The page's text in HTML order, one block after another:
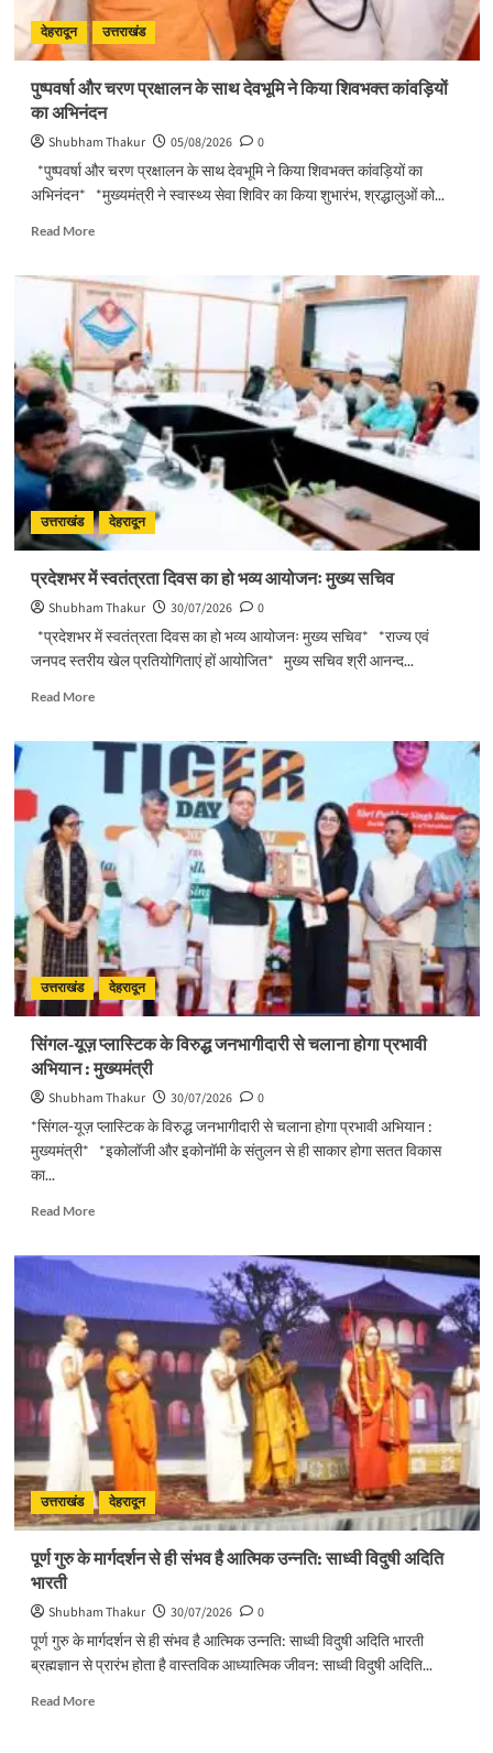
विकास
योजनाओं
का
–
शिलान्यास
देहरादून उत्तराखंड
पुष्पवर्षा और चरण प्रक्षालन के साथ देवभूमि ने किया शिवभक्त कांवड़ियों
का अभिनंदन
Shubham Thakur 05/08/2026
0
*पुष्पवर्षा और चरण प्रक्षालन के साथ देवभूमि ने किया शिवभक्त कांवड़ियों का
अभिनंदन* *मुख्यमंत्री ने स्वास्थ्य सेवा शिविर का किया शुभारंभ, श्रद्धालुओं को...
Read MoreRead
पुष्पवर्षा
और
चरण
प्रक्षालन
के
साथ
देवभूमि
ने
किया
शिवभक्त
कांवड़ियों
का
अभिनंदन
उत्तराखंड देहरादून
प्रदेशभर में स्वतंत्रता दिवस का हो भव्य आयोजनः मुख्य सचिव
Shubham Thakur 30/07/2026
0
*प्रदेशभर में स्वतंत्रता दिवस का हो भव्य आयोजनः मुख्य सचिव* *राज्य एवं
जनपद स्तरीय खेल प्रतियोगिताएं हों आयोजित* मुख्य सचिव श्री आनन्द...
Read MoreRead
प्रदेशभर
स्वतंत्रता
का
हो
भव्य
आयोजनः
मुख्य
सचिव
उत्तराखंड देहरादून
सिंगल-यूज़ प्लास्टिक के विरुद्ध जनभागीदारी से चलाना होगा प्रभावी
अभियान : मुख्यमंत्री
Shubham Thakur 30/07/2026
0
*सिंगल-यूज़ प्लास्टिक के विरुद्ध जनभागीदारी से चलाना होगा प्रभावी अभियान :
मुख्यमंत्री* *इकोलॉजी और इकोनॉमी के संतुलन से ही साकार होगा सतत विकास
का...
Read MoreRead
सिंगल-
प्लास्टिक
विरुद्ध
जनभागीदारी
से
चलाना
होगा
प्रभावी
अभियान
:
मुख्यमंत्री
उत्तराखंड देहरादून
पूर्ण गुरु के मार्गदर्शन से ही संभव है आत्मिक उन्नति: साध्वी विदुषी अदिति
भारती
Shubham Thakur 30/07/2026
0
पूर्ण गुरु के मार्गदर्शन से ही संभव है आत्मिक उन्नति: साध्वी विदुषी अदिति भारती
ब्रह्मज्ञान से प्रारंभ होता है वास्तविक आध्यात्मिक जीवन: साध्वी विदुषी अदिति...
Read MoreRead